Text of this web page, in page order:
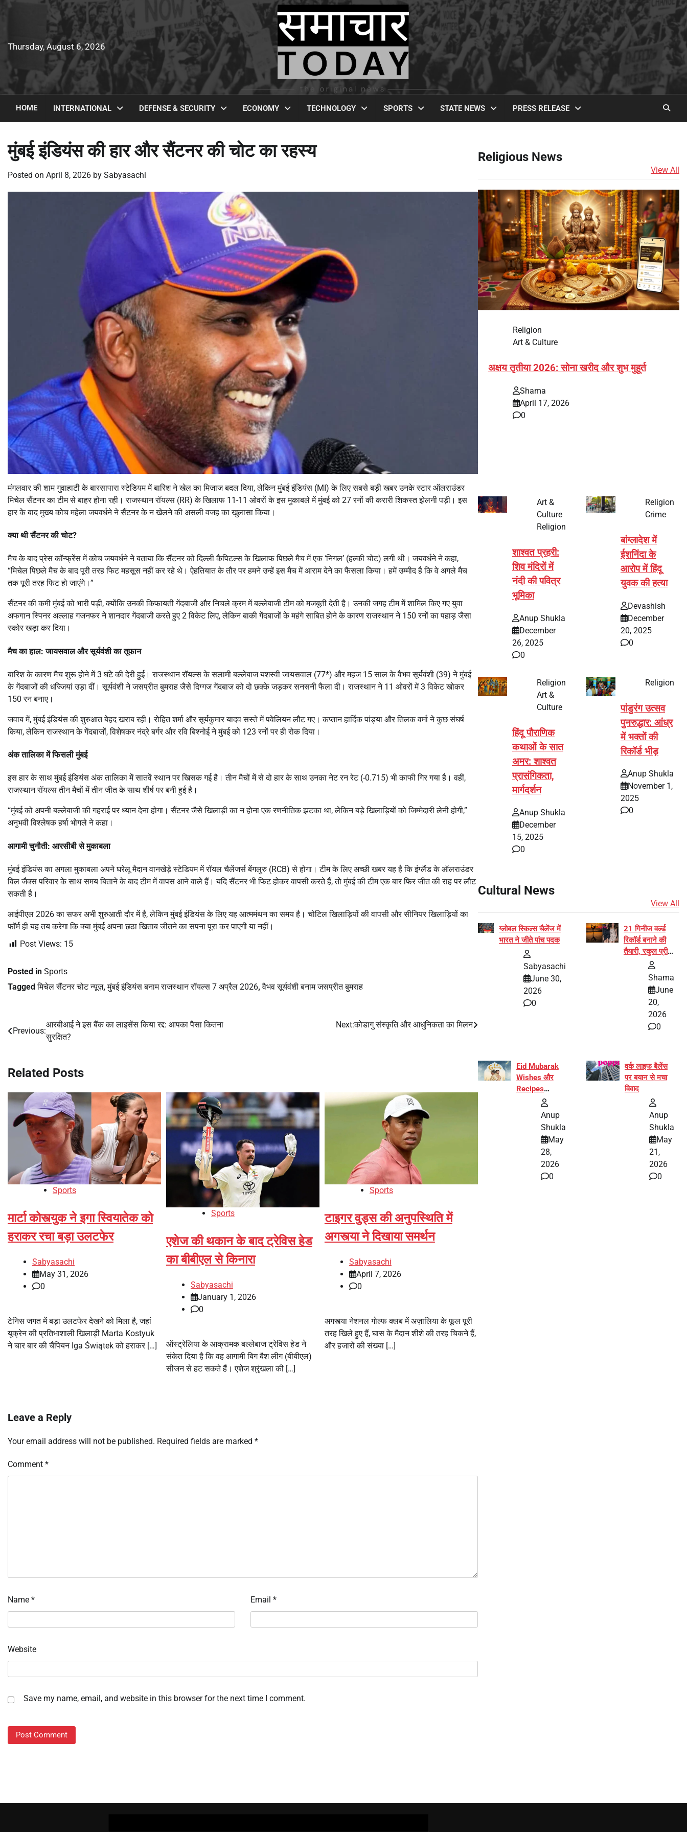
Thursday, August 6, 2026
HOME INTERNATIONAL DEFENSE & SECURITY ECONOMY TECHNOLOGY SPORTS STATE NEWS PRESS RELEASE
मुंबई इंडियंस की हार और सैंटनर की चोट का रहस्य
Posted on April 8, 2026 by Sabyasachi
मंगलवार की शाम गुवाहाटी के बारसापारा स्टेडियम में बारिश ने खेल का मिजाज बदल दिया, लेकिन मुंबई इंडियंस (MI) के लिए सबसे बड़ी खबर उनके स्टार ऑलराउंडर
मिचेल सैंटनर का टीम से बाहर होना रही।राजस्थान रॉयल्स (RR) के खिलाफ 11-11 ओवरों के इस मुकाबले में मुंबई को 27 रनों की करारी शिकस्त झेलनी पड़ी। इस
हार के बाद मुख्य कोच महेला जयवर्धने ने सैंटनर के न खेलने की असली वजह का खुलासा किया।
क्या थी सैंटनर की चोट?
मैच के बाद प्रेस कॉन्फ्रेंस में कोच जयवर्धने ने बताया कि सैंटनर को दिल्ली कैपिटल्स के खिलाफ पिछले मैच में एक ‘निगल’ (हल्की चोट) लगी थी। जयवर्धने ने कहा,
“मिचेल पिछले मैच के बाद पूरी तरह फिट महसूस नहीं कर रहे थे। ऐहतियात के तौर पर हमने उन्हें इस मैच में आराम देने का फैसला किया। हमें उम्मीद है कि वे अगले मैच
तक पूरी तरह फिट हो जाएंगे।”
सैंटनर की कमी मुंबई को भारी पड़ी, क्योंकि उनकी किफायती गेंदबाजी और निचले क्रम में बल्लेबाजी टीम को मजबूती देती है।उनकी जगह टीम में शामिल किए गए युवा
अफगान स्पिनरअल्लाह गजनफरने शानदार गेंदबाजी करते हुए 2 विकेट लिए, लेकिन बाकी गेंदबाजों के महंगे साबित होने के कारण राजस्थान ने 150 रनों का पहाड़ जैसा
स्कोर खड़ा कर दिया।
मैच का हाल: जायसवाल और सूर्यवंशी का तूफान
बारिश के कारण मैच शुरू होने में 3 घंटे की देरी हुई।राजस्थान रॉयल्स के सलामी बल्लेबाजयशस्वी जायसवाल (77*) और महज 15 साल केवैभव सूर्यवंशी (39) ने मुंबई
के गेंदबाजों की धज्जियां उड़ा दीं। सूर्यवंशी ने जसप्रीत बुमराह जैसे दिग्गज गेंदबाज को दो छक्के जड़कर सनसनी फैला दी।राजस्थान ने 11 ओवरों में 3 विकेट खोकर
150 रन बनाए।
जवाब में, मुंबई इंडियंस की शुरुआत बेहद खराब रही। रोहित शर्मा और सूर्यकुमार यादव सस्ते में पवेलियन लौट गए।कप्तान हार्दिक पांड्या और तिलक वर्मा ने कुछ संघर्ष
किया, लेकिन राजस्थान के गेंदबाजों, विशेषकर नंद्रे बर्गर और रवि बिश्नोई ने मुंबई को 123 रनों पर ही रोक दिया।
अंक तालिका में फिसली मुंबई
इस हार के साथ मुंबई इंडियंस अंक तालिका में सातवें स्थान पर खिसक गई है।तीन मैचों में से दो हार के साथ उनका नेट रन रेट (-0.715) भी काफी गिर गया है। वहीं,
राजस्थान रॉयल्स तीन मैचों में तीन जीत के साथ शीर्ष पर बनी हुई है।
“मुंबई को अपनी बल्लेबाजी की गहराई पर ध्यान देना होगा। सैंटनर जैसे खिलाड़ी का न होना एक रणनीतिक झटका था, लेकिन बड़े खिलाड़ियों को जिम्मेदारी लेनी होगी,”
अनुभवी विश्लेषक हर्षा भोगले ने कहा।
आगामी चुनौती: आरसीबी से मुकाबला
मुंबई इंडियंस का अगला मुकाबला अपने घरेलू मैदान वानखेड़े स्टेडियम मेंरॉयल चैलेंजर्स बेंगलुरु (RCB) से होगा। टीम के लिए अच्छी खबर यह है कि इंग्लैंड के ऑलराउंडर
विल जैक्स परिवार के साथ समय बिताने के बाद टीम में वापस आने वाले हैं। यदि सैंटनर भी फिट होकर वापसी करते हैं, तो मुंबई की टीम एक बार फिर जीत की राह पर लौट
सकती है।
आईपीएल 2026 का सफर अभी शुरुआती दौर में है, लेकिन मुंबई इंडियंस के लिए यह आत्ममंथन का समय है। चोटिल खिलाड़ियों की वापसी और सीनियर खिलाड़ियों का
फॉर्म ही यह तय करेगा कि क्या मुंबई अपना छठा खिताब जीतने का सपना पूरा कर पाएगी या नहीं।
Post Views: 15
Posted in Sports
Taggedमिचेल सैंटनर चोट न्यूज़,मुंबई इंडियंस बनाम राजस्थान रॉयल्स 7 अप्रैल 2026,वैभव सूर्यवंशी बनाम जसप्रीत बुमराह
Post
navigation
Previous:
आरबीआई ने इस बैंक का लाइसेंस किया रद्द: आपका पैसा कितना
सुरक्षित?
Next:कोडागु संस्कृति और आधुनिकता का मिलन
Related Posts
Sports
मार्टा कोस्त्युक ने इगा स्वियातेक को
हराकर रचा बड़ा उलटफेर
Sabyasachi
May 31, 2026
0
टेनिस जगत में बड़ा उलटफेर देखने को मिला है, जहां
यूक्रेन की प्रतिभाशाली खिलाड़ी Marta Kostyuk
ने चार बार की चैंपियन Iga Świątek को हराकर […]
Sports
एशेज की थकान के बाद ट्रेविस हेड
का बीबीएल से किनारा
Sabyasachi
January 1, 2026
0
ऑस्ट्रेलिया के आक्रामक बल्लेबाज ट्रेविस हेड ने
संकेत दिया है कि वह आगामी बिग बैश लीग (बीबीएल)
सीजन से हट सकते हैं। एशेज श्रृंखला की […]
Sports
टाइगर वुड्स की अनुपस्थिति में
अगस्त्या ने दिखाया समर्थन
Sabyasachi
April 7, 2026
0
अगस्त्या नेशनल गोल्फ क्लब में अज़ालिया के फूल पूरी
तरह खिले हुए हैं, घास के मैदान शीशे की तरह चिकने हैं,
और हजारों की संख्या […]
Leave a Reply
Your email address will not be published. Required fields are marked *
Comment *
Name * Email *
Website
Save my name, email, and website in this browser for the next time I comment.
Religious News
View All
Religion
Art & Culture
अक्षय तृतीया 2026: सोना खरीद और शुभ मुहूर्त
Shama
April 17, 2026
0
Art &
Culture
Religion
शाश्वत प्रहरी:
शिव मंदिरों में
नंदी की पवित्र
भूमिका
Anup Shukla
December
26, 2025
0
Religion
Crime
बांग्लादेश में
ईशनिंदा के
आरोप में हिंदू
युवक की हत्या
Devashish
December
20, 2025
0
Religion
Art &
Culture
हिंदू पौराणिक
कथाओं के सात
अमर: शाश्वत
प्रासंगिकता,
मार्गदर्शन
Anup Shukla
December
15, 2025
0
Religion
पांडुरंग उत्सव
पुनरुद्धार: आंध्र
में भक्तों की
रिकॉर्ड भीड़
Anup Shukla
November 1,
2025
0
Cultural News
View All
ग्लोबल स्किल्स चैलेंज में
भारत ने जीते पांच पदक
Sabyasachi
June 30,
2026
0
21 गिनीज वर्ल्ड
रिकॉर्ड बनाने की
तैयारी, रकुल प्रीत
जायसवाल बनीं योग
अभियान का हिस्सा
Shama
June
20,
2026
0
Eid Mubarak
Wishes और
Recipes
इंटरनेट पर हुईं
Anup
Shukla
May
28,
2026
0
वर्क लाइफ बैलेंस
पर बयान से मचा
विवाद
Anup
Shukla
May
21,
2026
0